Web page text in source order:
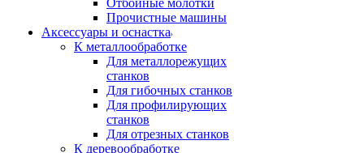
Отбойные молотки
Прочистные машины
Аксeccyapы и оснастка
К металлообработке
Для металлорежущих
станков
Для гибочных станков
Для профилирующих
станков
Для отрезных станков
К деревообработке